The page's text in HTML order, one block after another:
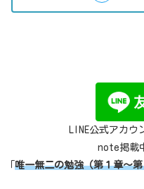
LINE公式アカウ
note掲載
唯一無二の勉強（第１章～